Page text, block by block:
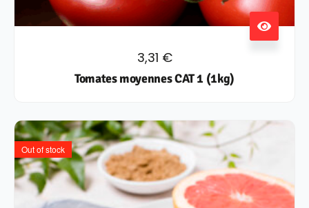
3,31 €
Tomates moyennes CAT 1 (1kg)
Out of stock